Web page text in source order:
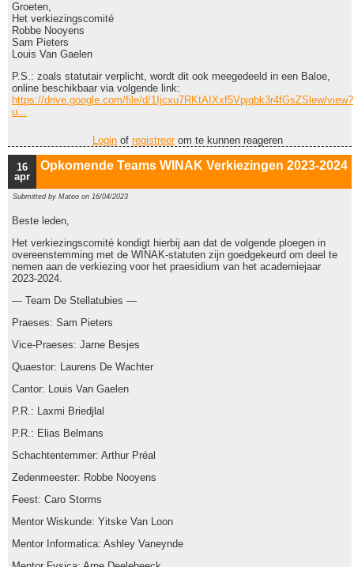
Groeten,
Het verkiezingscomité
Robbe Nooyens
Sam Pieters
Louis Van Gaelen
P.S.: zoals statutair verplicht, wordt dit ook meegedeeld in een Baloe,
online beschikbaar via volgende link:
https://drive.google.com/file/d/1Ijcxu7RKtAIXxf5Vpjqbk3r4fGsZSlew/view?
u...
Login of registreerom te kunnen reageren
16
apr
Opkomende Teams WINAK Verkiezingen 2023-2024
Submitted by Mateo on 16/04/2023
Beste leden,
Het verkiezingscomité kondigt hierbij aan dat de volgende ploegen in
overeenstemming met de WINAK-statuten zijn goedgekeurd om deel te
nemen aan de verkiezing voor het praesidium van het academiejaar
2023-2024.
— Team De Stellatubies —
Praeses: Sam Pieters
Vice-Praeses: Jarne Besjes
Quaestor: Laurens De Wachter
Cantor: Louis Van Gaelen
P.R.: Laxmi Briedjlal
P.R.: Elias Belmans
Schachtentemmer: Arthur Préal
Zedenmeester: Robbe Nooyens
Feest: Caro Storms
Mentor Wiskunde: Yitske Van Loon
Mentor Informatica: Ashley Vaneynde